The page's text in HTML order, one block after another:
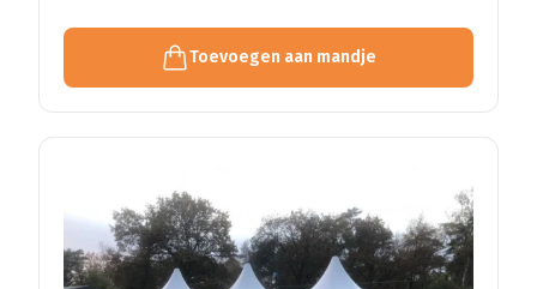
Toevoegen aan mandje